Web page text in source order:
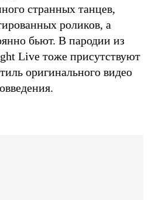
странных танцев,
роликов, а
бьют. В пародии из
Live тоже присутствуют
оригинального видео